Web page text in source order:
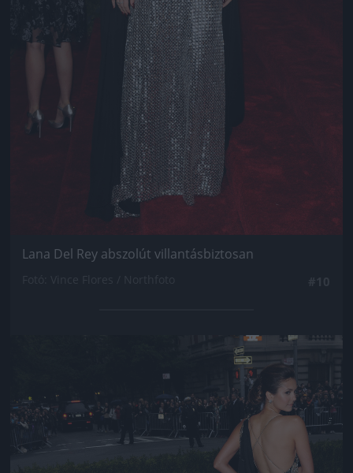
Lana Del Rey abszolút villantásbiztosan